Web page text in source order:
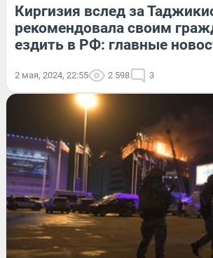
Киргизия вслед за
рекомендовала своим
ездить в РФ: главные
2 мая, 2024, 22:55 2 598 3